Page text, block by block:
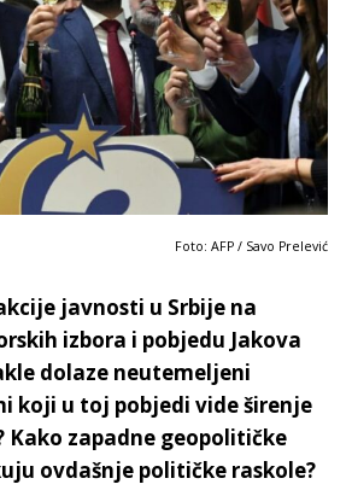
Foto: AFP / Savo Prelević
javnosti u Srbije na
izbora i pobjedu Jakova
dolaze neutemeljeni
koji u toj pobjedi vide širenje
Kako zapadne geopolitičke
ovdašnje političke raskole?